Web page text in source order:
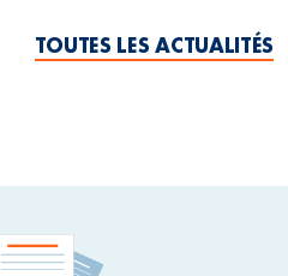
TOUTES LES ACTUALITÉS